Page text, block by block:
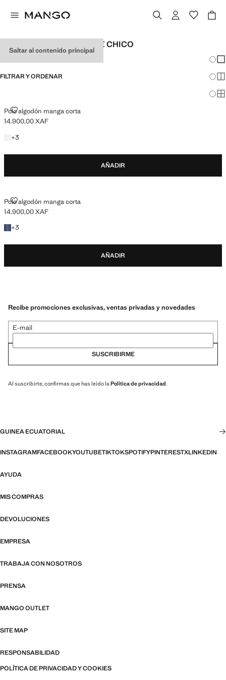
Saltar al contenido principal
POLOS DE ADOLESCENTE CHICO
FILTRAR Y ORDENAR
Polo algodón manga corta
POLO ALGODÓN MANGA CORTA
Precio actual [14.900,00 XAF ]
14.900,00 XAF
+3
+3 colores
AÑADIR
Polo algodón manga corta
POLO ALGODÓN MANGA CORTA
Precio actual [14.900,00 XAF ]
14.900,00 XAF
+3
+3 colores
AÑADIR
Recibe promociones exclusivas, ventas privadas y novedades
E-mail
SUSCRIBIRME
Al suscribirte, confirmas que has leído la Política de privacidad.
GUINEA ECUATORIAL
INSTAGRAMFACEBOOKYOUTUBETIKTOKSPOTIFYPINTERESTXLINKEDIN
AYUDA
MIS COMPRAS
DEVOLUCIONES
EMPRESA
TRABAJA CON NOSOTROS
PRENSA
MANGO OUTLET
SITE MAP
RESPONSABILIDAD
POLÍTICA DE PRIVACIDAD Y COOKIES